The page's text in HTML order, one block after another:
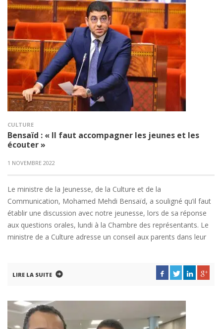
CULTURE
Bensaïd : « Il faut accompagner les jeunes et les
écouter »
1 NOVEMBRE 2022
Le ministre de la Jeunesse, de la Culture et de la
Communication, Mohamed Mehdi Bensaïd, a souligné qu’il faut
établir une discussion avec notre jeunesse, lors de sa réponse
aux questions orales, lundi à la Chambre des représentants. Le
ministre de a Culture adresse un conseil aux parents dans leur
LIRE LA SUITE